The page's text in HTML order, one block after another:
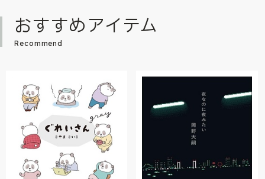
おすすめアイテム
Recommend